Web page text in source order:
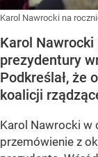
Karol Nawrocki na
Karol
prezydentury
Podkreślał, że
koalicji
Karol Nawrocki w
przemówienie z